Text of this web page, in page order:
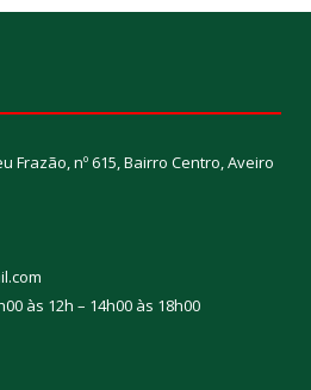
Frazão, nº 615, Bairro Centro, Aveiro
às 12h – 14h00 às 18h00